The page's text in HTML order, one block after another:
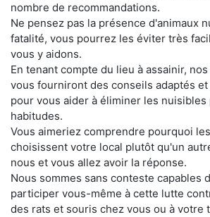
nombre de recommandations.
Ne pensez pas la présence d'animaux
fatalité, vous pourrez les éviter très
vous y aidons.
En tenant compte du lieu à assainir,
vous fourniront des conseils adaptés
pour vous aider à éliminer les nuisibles
habitudes.
Vous aimeriez comprendre pourquoi
choisissent votre local plutôt qu'un
nous et vous allez avoir la réponse.
Nous sommes sans conteste capables
participer vous-même à cette lutte
des rats et souris chez vous ou à votre